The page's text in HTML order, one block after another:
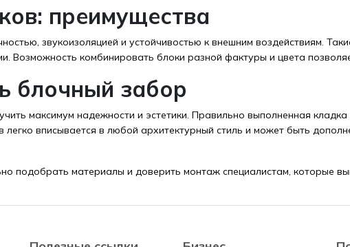
преимущества
звукоизоляцией и устойчивостью к внешним воздействиям.
Возможность комбинировать блоки разной фактуры и цвета
блочный забор
максимум надежности и эстетики. Правильно выполненная
вписывается в любой архитектурный стиль и может быть
подобрать материалы и доверить монтаж специалистам, которые